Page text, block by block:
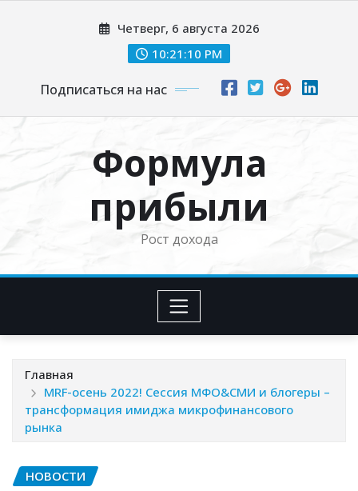
Четверг, 6 августа 2026
10:21:12 PM
Подписаться на нас
Формула
прибыли
Рост дохода
Главная
MRF-осень 2022! Сессия МФО&СМИ и блогеры –
трансформация имиджа микрофинансового
рынка
НОВОСТИ